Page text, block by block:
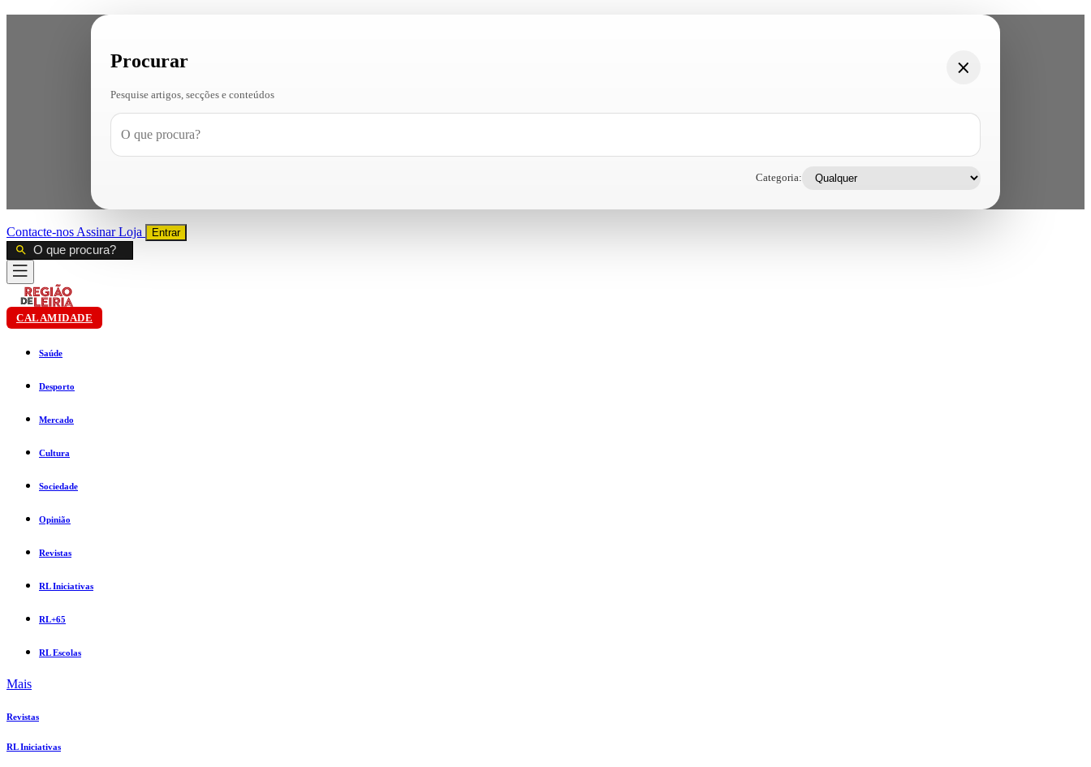
Procurar
Pesquise artigos, secções e conteúdos
Categoria:
Contacte-nos AssinarLoja Entrar
CALAMIDADE
Saúde
Desporto
Mercado
Cultura
Sociedade
Opinião
Revistas
RL Iniciativas
RL+65
RL Escolas
Mais
Revistas
RL Iniciativas